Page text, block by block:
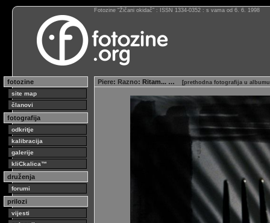
Fotozine “Žičani okidač” : ISSN 1334-0352 : s vama od 6. 6. 1998
fotozine
site map
članovi
fotografija
odkritje
kalibracija
galerije
kliCkalica™
druženja
forumi
prilozi
vijesti
Piere: Razno: Ritam... … [prethodna fotografija u albumu